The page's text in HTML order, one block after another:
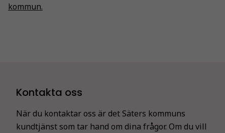
kommun.
Kontakta oss
När du kontaktar oss är det Säters kommuns
kundtjänst som tar hand om dina frågor. Om du vill